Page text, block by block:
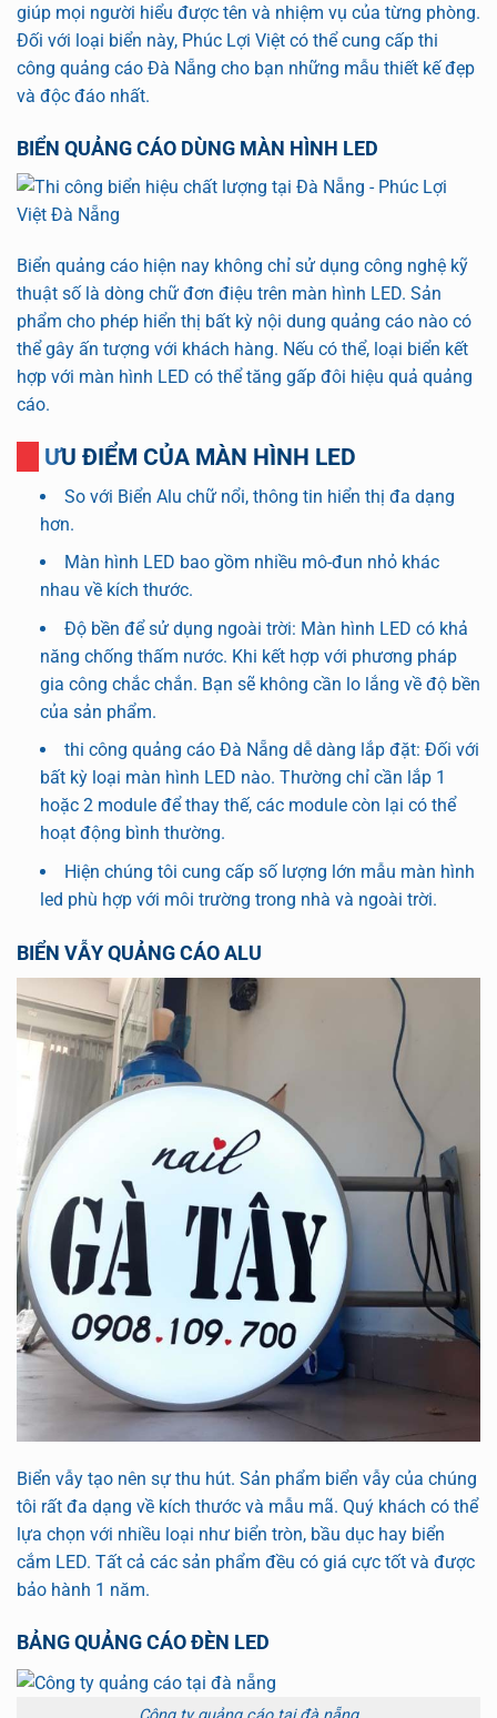
giúp mọi người hiểu được tên và nhiệm vụ của từng phòng.
Đối với loại biển này, Phúc Lợi Việt có thể cung cấp thi
công quảng cáo Đà Nẵng cho bạn những mẫu thiết kế đẹp
và độc đáo nhất.
BIỂN QUẢNG CÁO DÙNG MÀN HÌNH LED
Biển quảng cáo hiện nay không chỉ sử dụng công nghệ kỹ
thuật số là dòng chữ đơn điệu trên màn hình LED. Sản
phẩm cho phép hiển thị bất kỳ nội dung quảng cáo nào có
thể gây ấn tượng với khách hàng. Nếu có thể, loại biển kết
hợp với màn hình LED có thể tăng gấp đôi hiệu quả quảng
cáo.
ƯU ĐIỂM CỦA MÀN HÌNH LED
So với Biển Alu chữ nổi, thông tin hiển thị đa dạng
hơn.
Màn hình LED bao gồm nhiều mô-đun nhỏ khác
nhau về kích thước.
Độ bền để sử dụng ngoài trời: Màn hình LED có khả
năng chống thấm nước. Khi kết hợp với phương pháp
gia công chắc chắn. Bạn sẽ không cần lo lắng về độ bền
của sản phẩm.
thi công quảng cáo Đà Nẵng dễ dàng lắp đặt: Đối với
bất kỳ loại màn hình LED nào. Thường chỉ cần lắp 1
hoặc 2 module để thay thế, các module còn lại có thể
hoạt động bình thường.
Hiện chúng tôi cung cấp số lượng lớn mẫu màn hình
led phù hợp với môi trường trong nhà và ngoài trời.
BIỂN VẪY QUẢNG CÁO ALU
Biển vẫy tạo nên sự thu hút. Sản phẩm biển vẫy của chúng
tôi rất đa dạng về kích thước và mẫu mã. Quý khách có thể
lựa chọn với nhiều loại như biển tròn, bầu dục hay biển
cắm LED. Tất cả các sản phẩm đều có giá cực tốt và được
bảo hành 1 năm.
BẢNG QUẢNG CÁO ĐÈN LED